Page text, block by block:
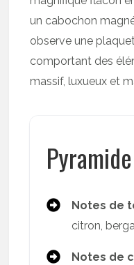
un cabochon
observe une
comportant des
massif, luxueux et
Notes de
citron,
Notes de